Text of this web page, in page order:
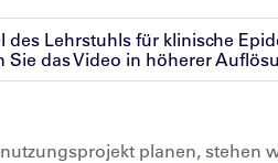
des Lehrstuhls für klinische
Sie das Video in höherer
planen, stehen